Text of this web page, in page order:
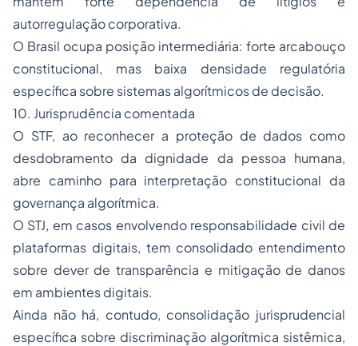
autorregulação corporativa.
O Brasil ocupa posição intermediária: forte arcabouço
constitucional, mas baixa densidade regulatória
específica sobre sistemas algorítmicos de decisão.
10. Jurisprudência comentada
O STF, ao reconhecer a proteção de dados como
desdobramento da dignidade da pessoa humana,
abre caminho para interpretação constitucional da
governança algorítmica.
O STJ, em casos envolvendo responsabilidade civil de
plataformas digitais, tem consolidado entendimento
sobre dever de transparência e mitigação de danos
em ambientes digitais.
Ainda não há, contudo, consolidação jurisprudencial
específica sobre discriminação algorítmica sistêmica,